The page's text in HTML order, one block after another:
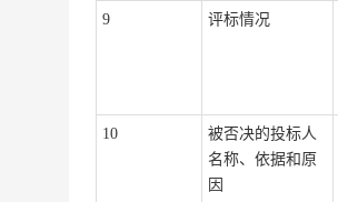
9 评标情况
10
被否决的投标人
名称、依据和原
因